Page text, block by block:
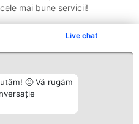
Live chat
🙂 Vă rugăm
mai bune servicii!